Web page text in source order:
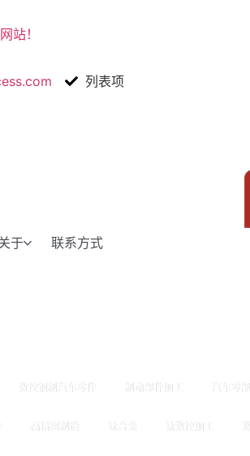
站！
列表项
于 联系方式
数控钢制汽车零件 制动部件加工 汽车零
高精密制造 钛合金 钛数控加工